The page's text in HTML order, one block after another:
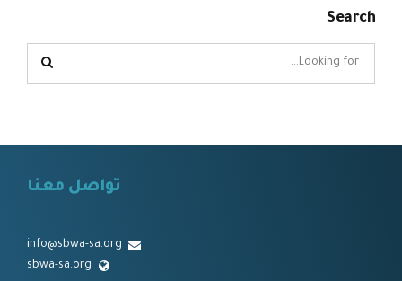
Search
تواصل معنا
info@sbwa-sa.org
sbwa-sa.org